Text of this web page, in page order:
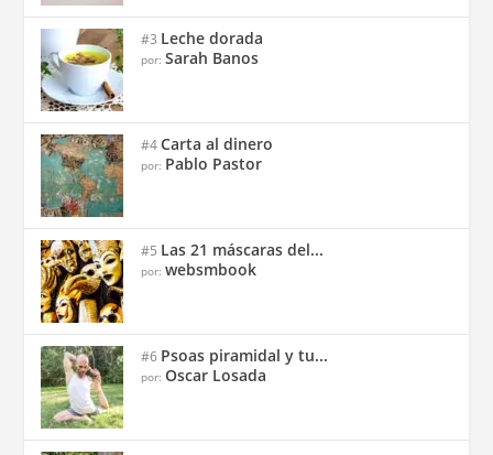
#3 Leche dorada
por:Sarah Banos
#4Carta al dinero
por: Pablo Pastor
#5 Las 21 máscaras del...
por:websmbook
#6 Psoas piramidal y tu...
por:Oscar Losada